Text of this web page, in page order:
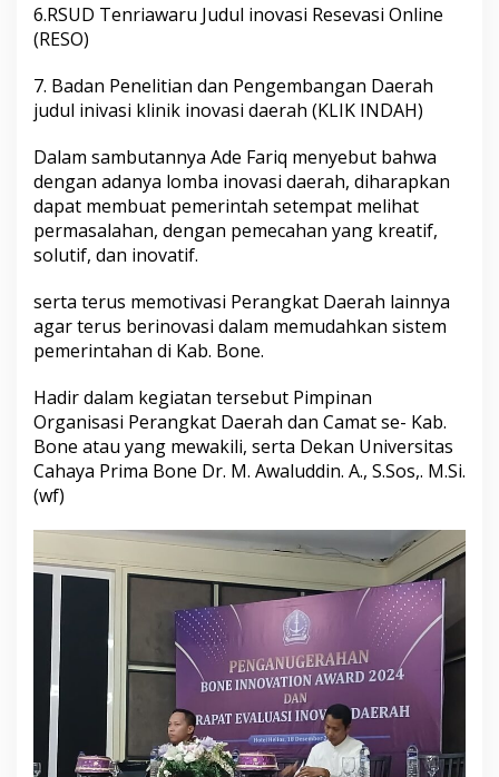
v
o
n
A
w
a
r
d
D
n
a
p
t
E
a
l
s
i
a
s
e
6.RSUD Tenriawaru Judul inovasi Resevasi Online
(RESO)
7. Badan Penelitian dan Pengembangan Daerah
judul inivasi klinik inovasi daerah (KLIK INDAH)
Dalam sambutannya Ade Fariq menyebut bahwa
dengan adanya lomba inovasi daerah, diharapkan
dapat membuat pemerintah setempat melihat
permasalahan, dengan pemecahan yang kreatif,
solutif, dan inovatif.
serta terus memotivasi Perangkat Daerah lainnya
agar terus berinovasi dalam memudahkan sistem
pemerintahan di Kab. Bone.
Hadir dalam kegiatan tersebut Pimpinan
Organisasi Perangkat Daerah dan Camat se- Kab.
Bone atau yang mewakili, serta Dekan Universitas
Cahaya Prima Bone Dr. M. Awaluddin. A., S.Sos,. M.Si.
(wf)